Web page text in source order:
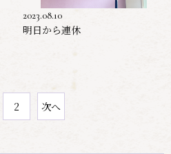
2023.08.10
明日から連休
2 次へ